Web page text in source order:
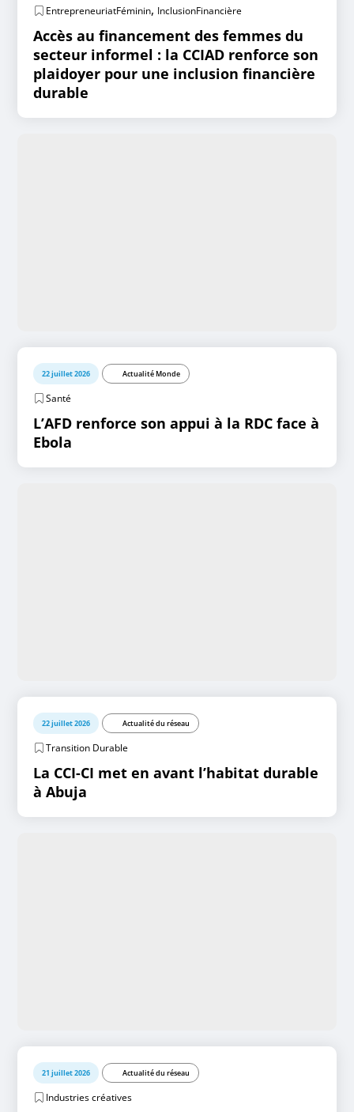
EntrepreneuriatFéminin, InclusionFinancière
Accès au financement des femmes du
secteur informel : la CCIAD renforce son
plaidoyer pour une inclusion financière
durable
22 juillet 2026 Actualité Monde
Santé
L’AFD renforce son appui à la RDC face à
Ebola
22 juillet 2026 Actualité du réseau
Transition Durable
La CCI-CI met en avant l’habitat durable
à Abuja
21 juillet 2026 Actualité du réseau
Industries créatives